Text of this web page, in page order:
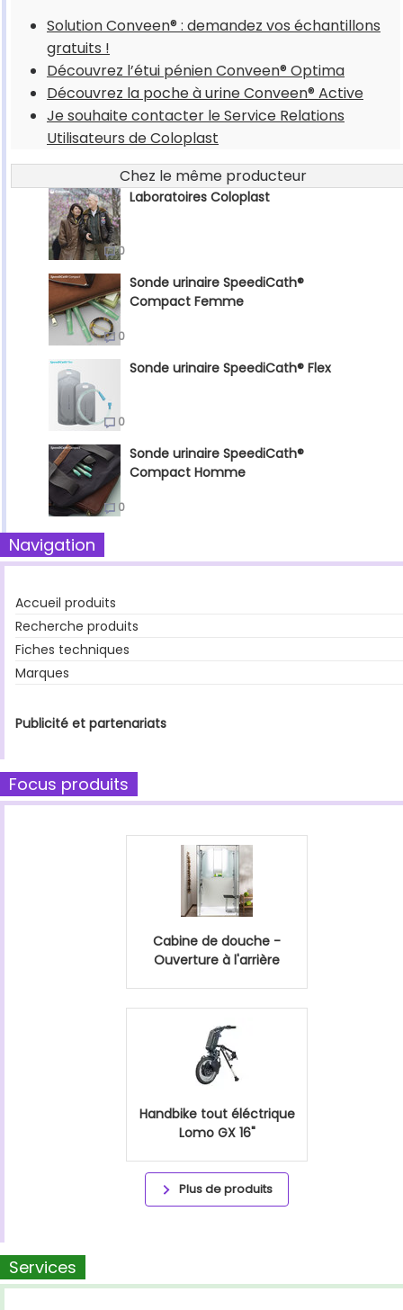
Solution Conveen® : demandez vos échantillons
gratuits !
Découvrez l’étui pénien Conveen® Optima
Découvrez la poche à urine Conveen® Active
Je souhaite contacter le Service Relations
Utilisateurs de Coloplast
Chez le même producteur
Laboratoires Coloplast
0
Sonde urinaire SpeediCath®
Compact Femme
0
Sonde urinaire SpeediCath® Flex
0
Sonde urinaire SpeediCath®
Compact Homme
0
Navigation
Accueil produits
Recherche produits
Fiches techniques
Marques
Publicité et partenariats
Focus produits
Cabine de douche -
Ouverture à l'arrière
Handbike tout éléctrique
Lomo GX 16"
Plus de produits
Services